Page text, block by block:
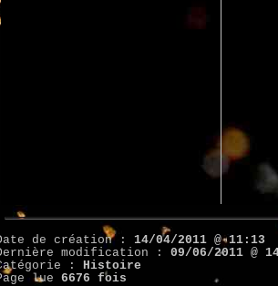
de création : 14/04/2011 @ 11:13
modification : 09/06/2011 @
: Histoire
lue 6676 fois